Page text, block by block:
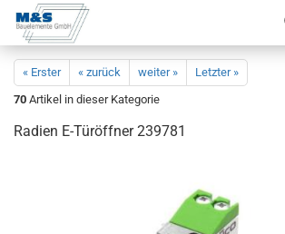
« Erster « zurück weiter »
Letzter »
70 Artikel in dieser Kategorie
Ra­di­en E-​Türöffner 239781